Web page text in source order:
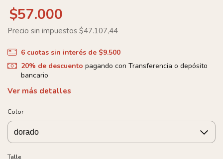
$57.000
Precio sin impuestos $47.107,44
6 cuotas sin interés de $9.500
20% de descuento pagando con Transferencia o depósito
bancario
Ver más detalles
Color
Talle